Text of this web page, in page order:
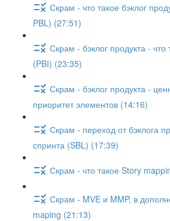
Скрам - что такое бэклог
PBL) (27:51)
Скрам - бэклог продукта - что
(PBI) (23:35)
Скрам - бэклог продукта -
приоритет элементов (14:16)
Скрам - переход от бэклога
спринта (SBL) (17:39)
Скрам - что такое Story
Скрам - MVE и MMP, в
maping (21:13)